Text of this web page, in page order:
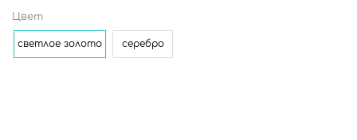
Цвет
светлое золото серебро